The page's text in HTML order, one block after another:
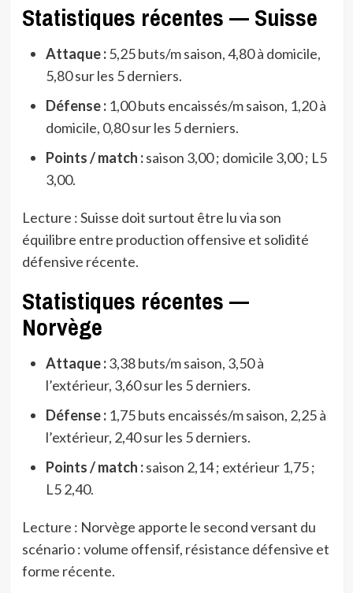
Statistiques récentes — Suisse
Attaque :5,25 buts/m saison, 4,80 à domicile,
5,80 sur les 5 derniers.
Défense :1,00 buts encaissés/m saison, 1,20 à
domicile, 0,80 sur les 5 derniers.
Points / match :saison 3,00 ; domicile 3,00 ; L5
3,00.
Lecture : Suisse doit surtout être lu via son
équilibre entre production offensive et solidité
défensive récente.
Statistiques récentes —
Norvège
Attaque :3,38 buts/m saison, 3,50 à
l’extérieur, 3,60 sur les 5 derniers.
Défense :1,75 buts encaissés/m saison, 2,25 à
l’extérieur, 2,40 sur les 5 derniers.
Points / match :saison 2,14 ; extérieur 1,75 ;
L5 2,40.
Lecture : Norvège apporte le second versant du
scénario : volume offensif, résistance défensive et
forme récente.